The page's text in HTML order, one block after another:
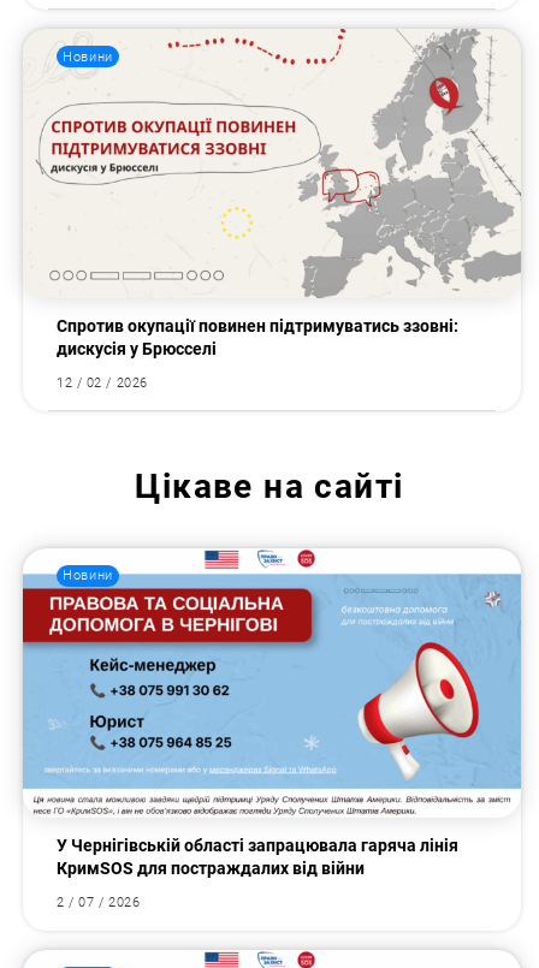
Новини
Спротив окупації повинен підтримуватись ззовні:
дискусія у Брюсселі
12 / 02 / 2026
Цікаве на сайті
Новини
У Чернігівській області запрацювала гаряча лінія
КримSOS для постраждалих від війни
2 / 07 / 2026